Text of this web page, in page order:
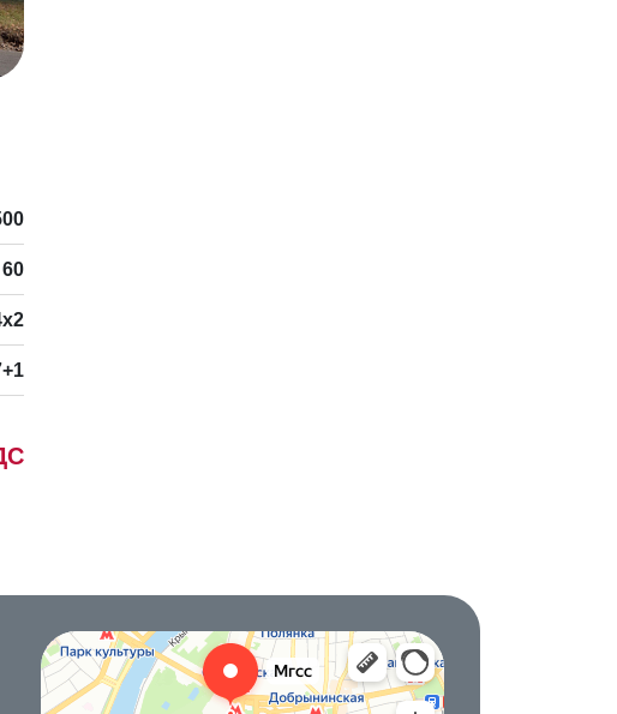
60
Московская городская служба сервиса
IT-компания в Москве
Строительный инструмент в Москве